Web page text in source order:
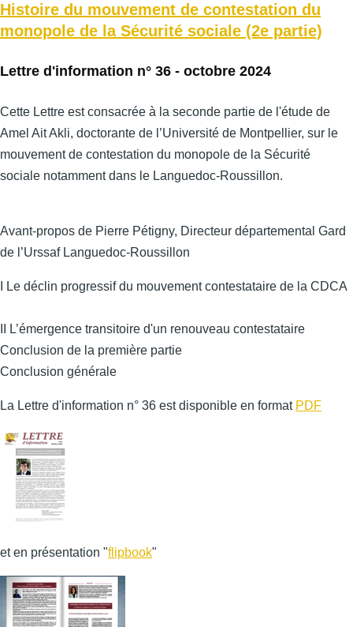
Histoire du mouvement de contestation du
monopole de la Sécurité sociale (2e partie)
Lettre d'information n° 36 - octobre 2024
Cette Lettre est consacrée à la seconde partie de l'étude de
Amel Ait Akli, doctorante de l’Université de Montpellier, sur le
mouvement de contestation du monopole de la Sécurité
sociale notamment dans le Languedoc-Roussillon.
Avant-propos de Pierre Pétigny, Directeur départemental Gard
de l’Urssaf Languedoc-Roussillon
I Le déclin progressif du mouvement contestataire de la CDCA
II L’émergence transitoire d'un renouveau contestataire
Conclusion de la première partie
Conclusion générale
La Lettre d'information n° 36 est disponible en format PDF
et en présentation "flipbook"